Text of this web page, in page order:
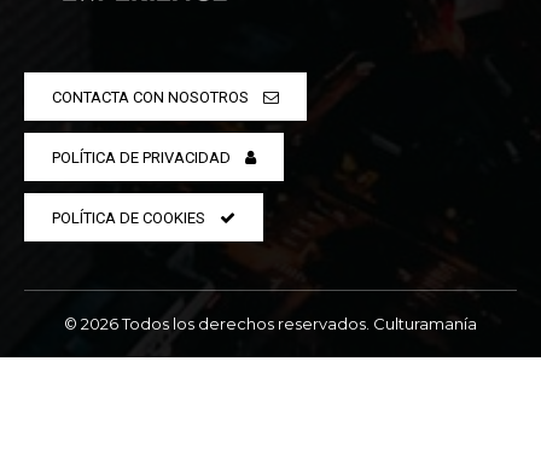
CONTACTA CON NOSOTROS
POLÍTICA DE PRIVACIDAD
POLÍTICA DE COOKIES
© 2026 Todos los derechos reservados. Culturamanía